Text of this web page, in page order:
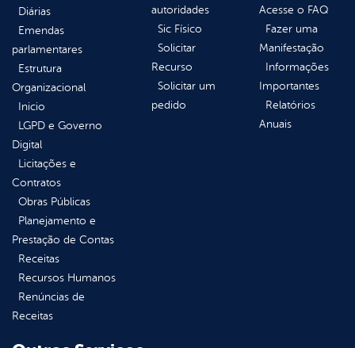
Diárias
Emendas
parlamentares
Estrutura
Organizacional
Inicio
LGPD e Governo
Digital
Licitações e
Contratos
Obras Públicas
Planejamento e
Prestação de Contas
Receitas
Recursos Humanos
Renúncias de
Receitas
autoridades
Sic Físico
Solicitar
Recurso
Solicitar um
pedido
Acesse o FAQ
Fazer uma
Manifestação
Informações
Importantes
Relatórios
Anuais